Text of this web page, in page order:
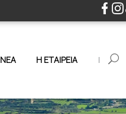
ΝΕΑ Η ΕΤΑΙΡΕΙΑ |